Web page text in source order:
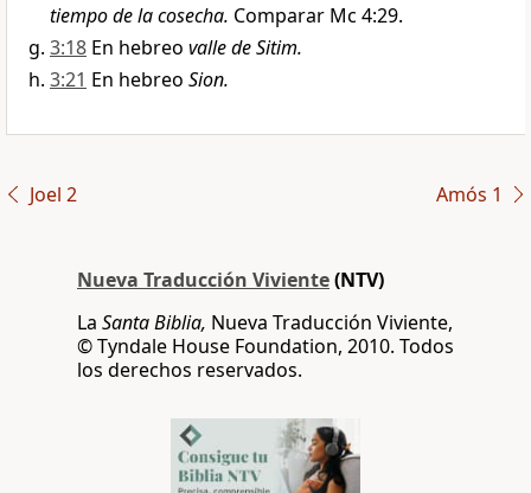
tiempo de la cosecha. Comparar Mc 4:29.
3:18 En hebreo valle de Sitim.
3:21 En hebreo Sion.
Joel 2 Amós 1
Nueva Traducción Viviente(NTV)
La Santa Biblia, Nueva Traducción Viviente,
© Tyndale House Foundation, 2010. Todos
los derechos reservados.